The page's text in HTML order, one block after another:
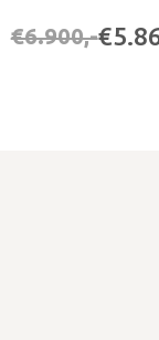
€6.900,-